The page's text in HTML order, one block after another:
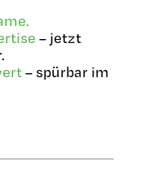
– jetzt
– spürbar im